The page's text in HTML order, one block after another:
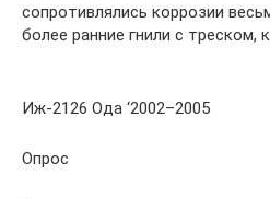
сопротивлялись коррозии
более ранние гнили с треском,
Иж-2126 Ода ‘2002–2005
Опрос